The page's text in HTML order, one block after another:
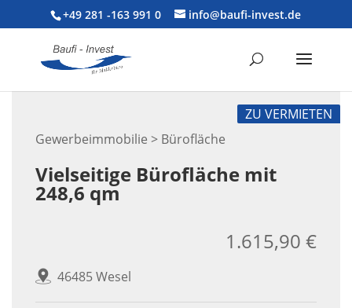
+49 281 -163 991 0 info@baufi-invest.de
Gewerbeimmobilie > Bürofläche
ZU VERMIETEN
Vielseitige Bürofläche mit
248,6 qm
46485 Wesel
1.615,90 €